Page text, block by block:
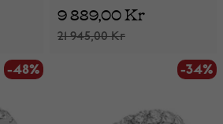
21 945,00 Kr
9 889,00 Kr
-48% -34%